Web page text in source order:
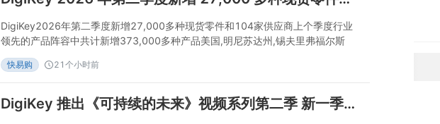
DigiKey2026年第二季度新增27,000多种现货零件和104家供应商上个季度行业
领先的产品阵容中共计新增373,000多种产品美国,明尼苏达州,锡夫里弗福尔斯
市-2026年07月29日2026年第二季度，DigKey在其现货产品阵容中新增超过
27,000种零件和104家新供应商。全球领先的电子元器件和自动化产品分销商
快易购 21个小时前
DigiKey 推出《可持续的未来》视频系列第二季 新一季视频重点展示了先进电子技术如何助力各行业实现可持续设计。